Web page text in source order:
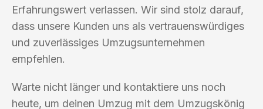
Erfahrungswert verlassen. Wir sind stolz darauf,
dass unsere Kunden uns als vertrauenswürdiges
und zuverlässiges Umzugsunternehmen
empfehlen.
Warte nicht länger und kontaktiere uns noch
heute, um deinen Umzug mit dem Umzugskönig